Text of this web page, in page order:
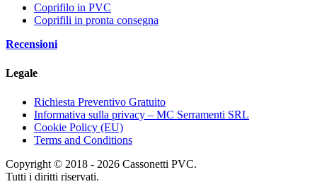
Coprifilo in PVC
Coprifili in pronta consegna
Recensioni
Legale
Richiesta Preventivo Gratuito
Informativa sulla privacy – MC Serramenti SRL
Cookie Policy (EU)
Terms and Conditions
Copyright © 2018 - 2026 Cassonetti PVC.
Tutti i diritti riservati.